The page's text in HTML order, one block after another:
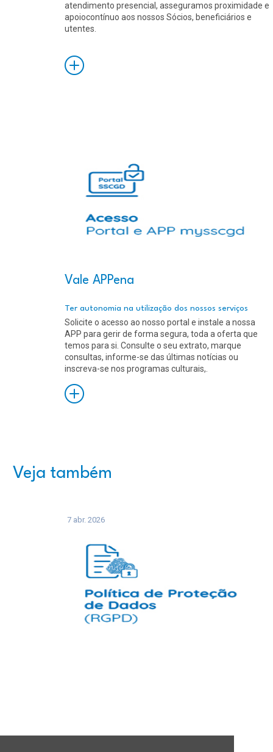
atendimento presencial, asseguramos proximidade e
apoiocontínuo aos nossos Sócios, beneficiários e
utentes.
Vale APPena
Ter autonomia na utilização dos nossos serviços
Solicite o acesso ao nosso portal e instale a nossa
APP para gerir de forma segura, toda a oferta que
temos para si. Consulte o seu extrato, marque
consultas, informe-se das últimas notícias ou
inscreva-se nos programas culturais,.
Veja também
7 abr. 2026